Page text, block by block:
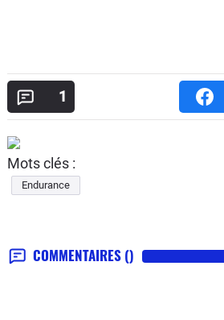
1
Mots clés :
Endurance
COMMENTAIRES ()